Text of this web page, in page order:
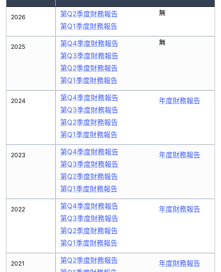
2026
2025
2024
2023
2022
2021
第Q2季度財務報告
第Q1季度財務報告
無
第Q4季度財務報告
第Q3季度財務報告
第Q2季度財務報告
第Q1季度財務報告
無
第Q4季度財務報告
第Q3季度財務報告
第Q2季度財務報告
第Q1季度財務報告
年度財務報告
第Q4季度財務報告
第Q3季度財務報告
第Q2季度財務報告
第Q1季度財務報告
年度財務報告
第Q4季度財務報告
第Q3季度財務報告
第Q2季度財務報告
第Q1季度財務報告
年度財務報告
第Q2季度財務報告
年度財務報告